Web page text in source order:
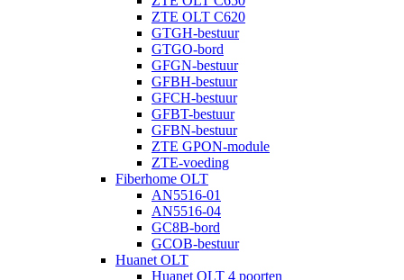
ZTE OLT C620
GTGH-bestuur
GTGO-bord
GFGN-bestuur
GFBH-bestuur
GFCH-bestuur
GFBT-bestuur
GFBN-bestuur
ZTE GPON-module
ZTE-voeding
Fiberhome OLT
AN5516-01
AN5516-04
GC8B-bord
GCOB-bestuur
Huanet OLT
Huanet OLT 4 poorten